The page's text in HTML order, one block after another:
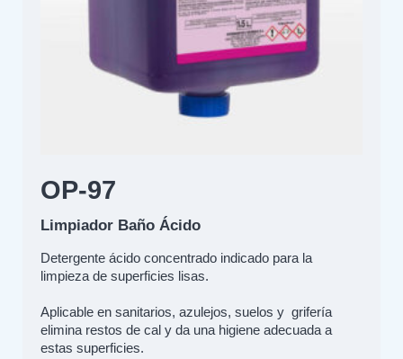
OP-97
Limpiador Baño Ácido
Detergente ácido concentrado indicado para la
limpieza de superficies lisas.
Aplicable en sanitarios, azulejos, suelos y grifería
elimina restos de cal y da una higiene adecuada a
estas superficies.